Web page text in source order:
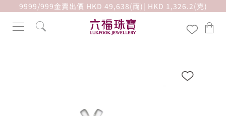
9999/999金賣出價 HKD 49,638(両)| HKD 1,326.2(克)